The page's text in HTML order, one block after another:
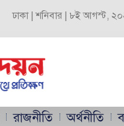
ঢাকা | শনিবার | ৮ই আগস্ট,
রাজনীতি অর্থনীতি